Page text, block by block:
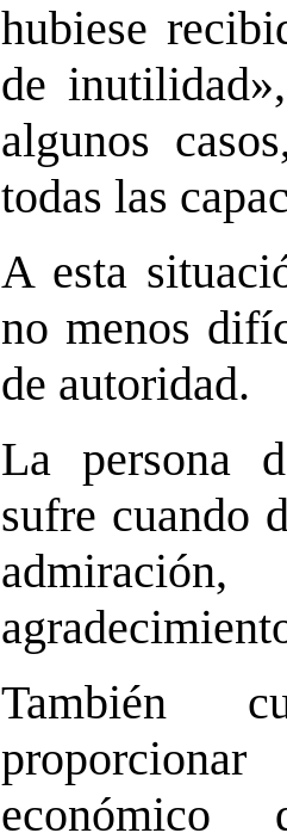
hubiese
de
algunos
todas las
A esta
no menos
de autoridad.
La persona
sufre cuando
También
económico